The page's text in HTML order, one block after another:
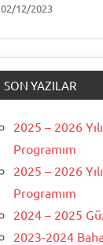
02/12/2023
SON YAZILAR
2025 – 2026
Programım
2025 – 2026
Programım
2024 – 2025
2023-2024